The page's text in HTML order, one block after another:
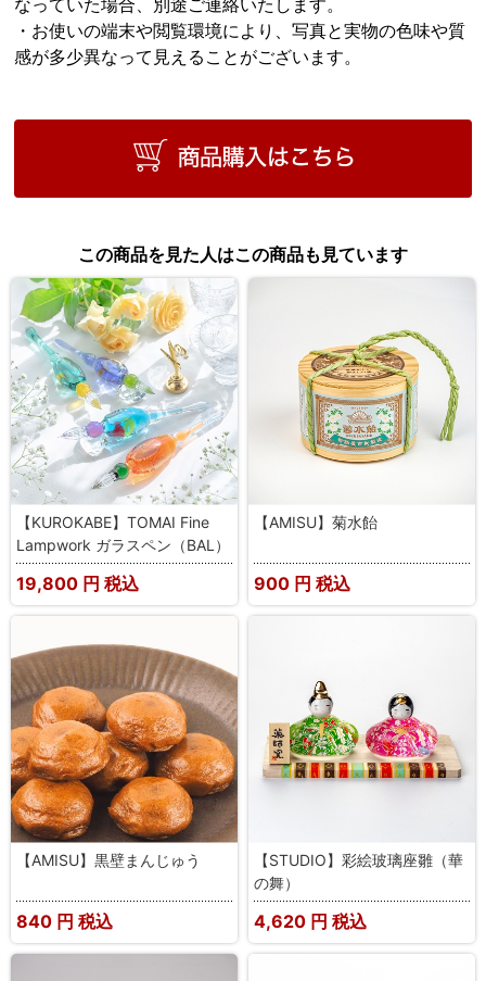
なっていた場合、別途ご連絡いたします。
・お使いの端末や閲覧環境により、写真と実物の色味や質
感が多少異なって見えることがございます。
この商品を見た人はこの商品も見ています
【KUROKABE】TOMAI Fine
Lampwork ガラスペン（BAL）
19,800 円 税込
【AMISU】菊水飴
900 円 税込
【AMISU】黒壁まんじゅう
840 円 税込
【STUDIO】彩絵玻璃座雛（華
の舞）
4,620 円 税込